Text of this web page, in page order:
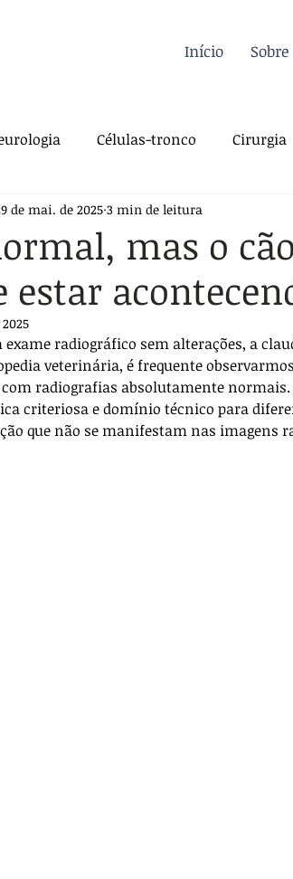
Início Sobre
Células-tronco Cirurgia
Felina Oncologia
Dermatologia Traumatologia
Sutura Pós-operatório
Anestesia Técnica Cirúrgica
mas o
estar
de mai. de 2025 3 min de leitura
radiográfico sem alterações, a
veterinária, é frequente
radiografias absolutamente normais.
criteriosa e domínio técnico para
que não se manifestam nas imagens